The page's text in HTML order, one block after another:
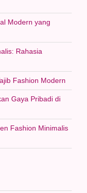
Modern yang
Rahasia
Fashion Modern
Gaya Pribadi di
Fashion Minimalis